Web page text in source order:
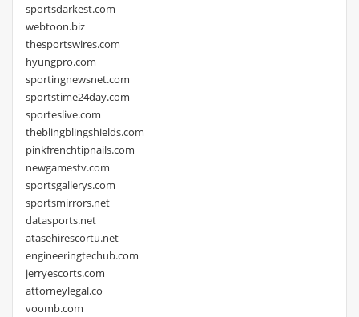
sportsdarkest.com
webtoon.biz
thesportswires.com
hyungpro.com
sportingnewsnet.com
sportstime24day.com
sporteslive.com
theblingblingshields.com
pinkfrenchtipnails.com
newgamestv.com
sportsgallerys.com
sportsmirrors.net
datasports.net
atasehirescortu.net
engineeringtechub.com
jerryescorts.com
attorneylegal.co
voomb.com